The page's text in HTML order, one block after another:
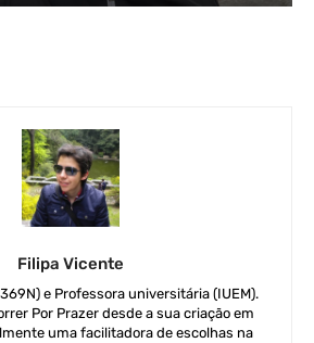
Filipa Vicente
e Professora universitária (IUEM).
Por Prazer desde a sua criação em
uma facilitadora de escolhas na